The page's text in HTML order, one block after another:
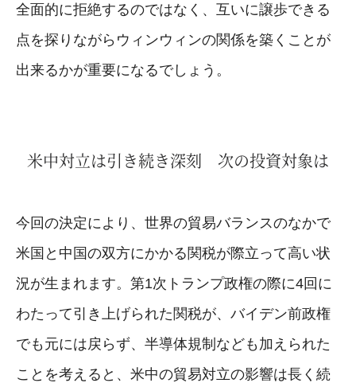
全面的に拒絶するのではなく、互いに譲歩できる
点を探りながらウィンウィンの関係を築くことが
出来るかが重要になるでしょう。
米中対立は引き続き深刻 次の投資対象は
今回の決定により、世界の貿易バランスのなかで
米国と中国の双方にかかる関税が際立って高い状
況が生まれます。第1次トランプ政権の際に4回に
わたって引き上げられた関税が、バイデン前政権
でも元には戻らず、半導体規制なども加えられた
ことを考えると、米中の貿易対立の影響は長く続